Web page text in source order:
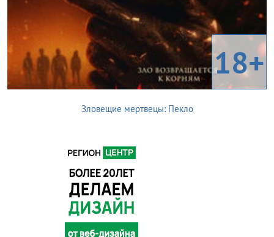
18+
Зловещие мертвецы: Пекло